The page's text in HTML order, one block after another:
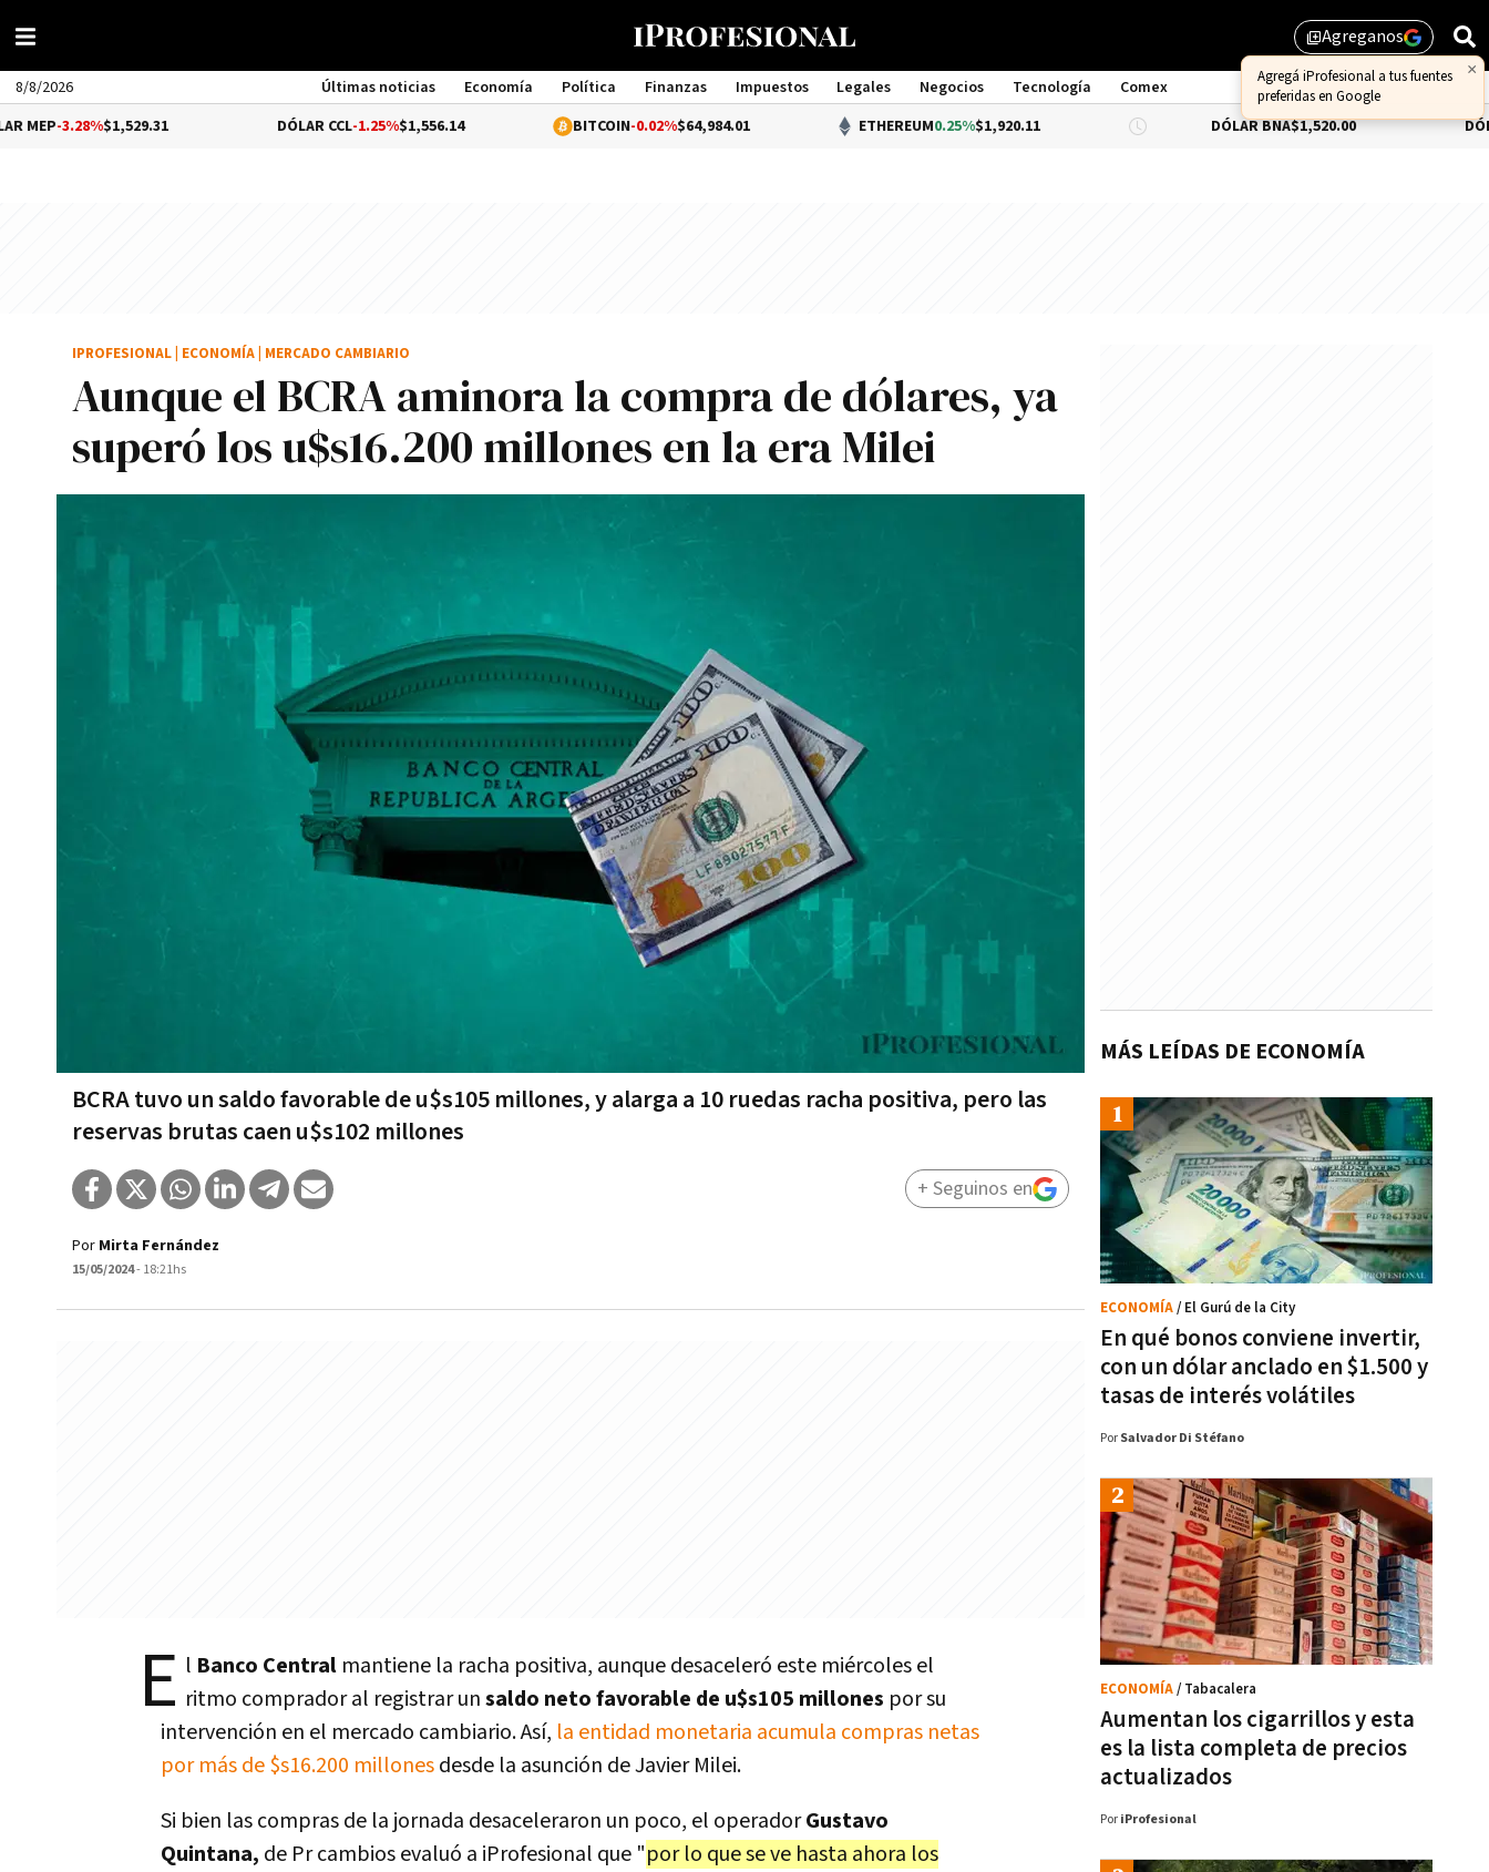
library_addAgreganos
8/8/2026 Últimas noticias Economía Política Finanzas Impuestos Legales Negocios Tecnología
Comex
Management
$1,529.31 -1.25%$1,556.14 -0.02%$64,984.01 ETHEREUM0.25%$1,920.11 DÓLAR BNA $1,520.00 DÓLAR BLUE-
Aunque el BCRA aminora la compra de dólares, ya
superó los u$s16.200 millones en la era Milei
BCRA tuvo un saldo favorable de u$s105 millones, y alarga a 10 ruedas racha positiva, pero las
reservas brutas caen u$s102 millones
IPROFESIONAL ECONOMÍA MERCADO CAMBIARIO
Por Mirta Fernández
15/05/2024- 18:21hs
+ Seguinos en
E l Banco Central mantiene la racha positiva, aunque desaceleró este miércoles el
ritmo comprador al registrar unsaldo neto favorable de u$s105 millones por su
intervención en el mercado cambiario. Así, la entidad monetaria acumula compras netas
por más de $s16.200 millonesdesde la asunción de Javier Milei.
Si bien las compras de la jornada desaceleraron un poco, el operadorGustavo
Quintana, de Pr cambios evaluó a iProfesional que "por lo que se ve hasta ahora los
MÁS LEÍDAS DE ECONOMÍA
En qué bonos conviene invertir,
con un dólar anclado en $1.500 y
tasas de interés volátiles
ECONOMÍA/ El Gurú de la City
Por Salvador Di Stéfano
Aumentan los cigarrillos y esta
es la lista completa de precios
actualizados
ECONOMÍA/ Tabacalera
Por iProfesional